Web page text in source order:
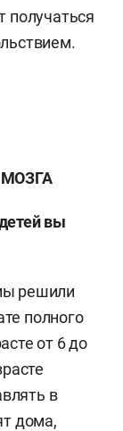
получаться
вы
решили
полного
от 6 до
в
дома,